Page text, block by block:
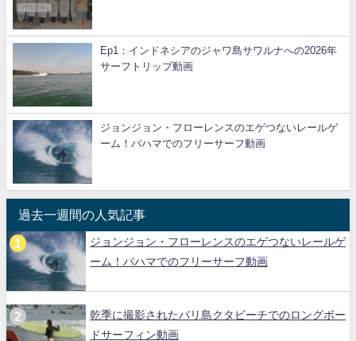
Ep1：インドネシアのジャワ島サワルナへの2026年
サーフトリップ動画
ジョンジョン・フローレンスのエゲつないレールゲ
ーム！バハマでのフリーサーフ動画
過去一週間の人気記事
ジョンジョン・フローレンスのエゲつないレールゲ
ーム！バハマでのフリーサーフ動画
乾季に撮影されたバリ島クタビーチでのロングボー
ドサーフィン動画